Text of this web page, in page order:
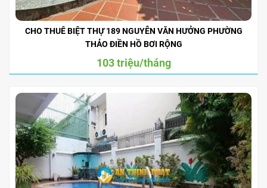
CHO THUÊ BIỆT THỰ 189 NGUYỄN VĂN HƯỞNG PHƯỜNG
THẢO ĐIỀN HỒ BƠI RỘNG
103 triệu/tháng